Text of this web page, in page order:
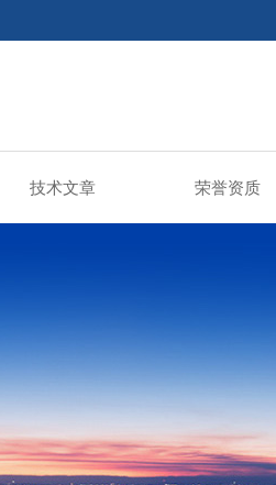
技术文章 荣誉资质